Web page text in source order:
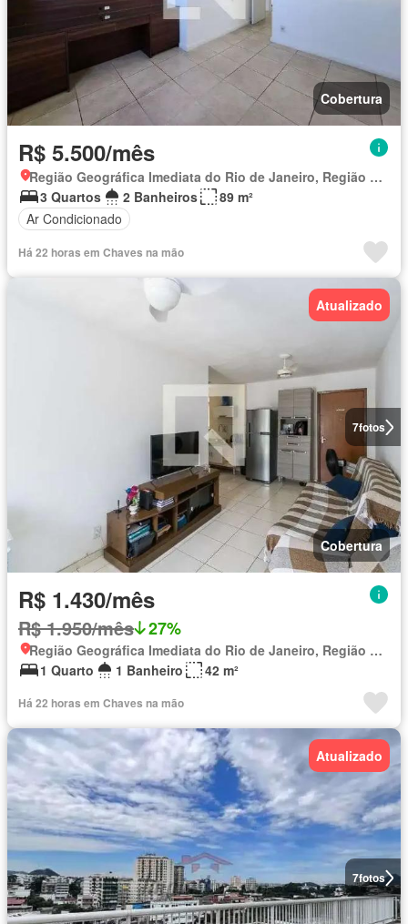
Cobertura
R$ 5.500/mês
Região Geográfica Imediata do Rio de Janeiro, Região Metropolitana do Rio de Janeiro
3 Quartos
2 Banheiros
89 m²
Ar Condicionado
Há 22 horas em Chaves na mão
7fotos
Atualizado
Cobertura
R$ 1.430/mês
R$ 1.950/mês 27%
Região Geográfica Imediata do Rio de Janeiro, Região Metropolitana do Rio de Janeiro
1 Quarto
1 Banheiro 42 m²
Há 22 horas em Chaves na mão
7fotos
Atualizado